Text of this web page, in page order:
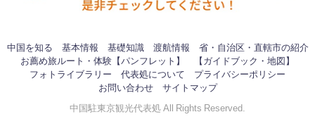
中国を知る 基本情報 基礎知識 渡航情報
省・自治区・直轄市の紹介
お薦め旅ルート・体験【パンフレット】
【ガイドブック・地図】
フォトライブラリー
代表処について
プライバシーポリシー
お問い合わせ
サイトマップ
中国駐東京観光代表処 All Rights Reserved.